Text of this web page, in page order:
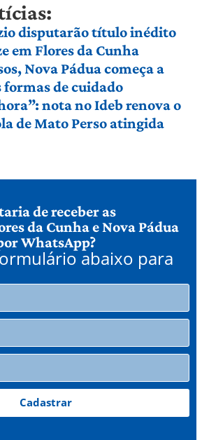
disputarão título inédito
em Flores da Cunha
Nova Pádua começa a
de cuidado
nota no Ideb renova o
de Mato Perso atingida
de receber as
da Cunha e Nova Pádua
WhatsApp?
abaixo para
Cadastrar